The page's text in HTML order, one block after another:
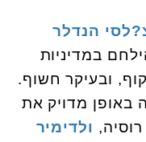
הנדלר
במדיניות
ובעיקר חשוף.
באופן מדויק את
ולדימיר